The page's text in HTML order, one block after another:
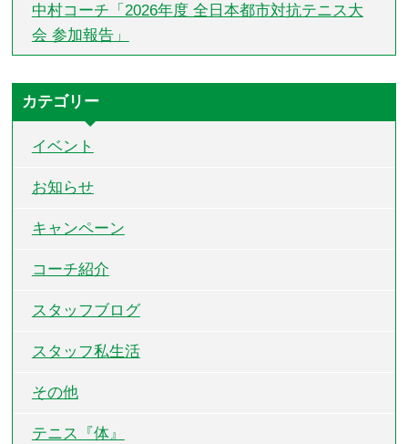
中村コーチ「2026年度 全日本都市対抗テニス大
会 参加報告」
カテゴリー
イベント
お知らせ
キャンペーン
コーチ紹介
スタッフブログ
スタッフ私生活
その他
テニス『体』